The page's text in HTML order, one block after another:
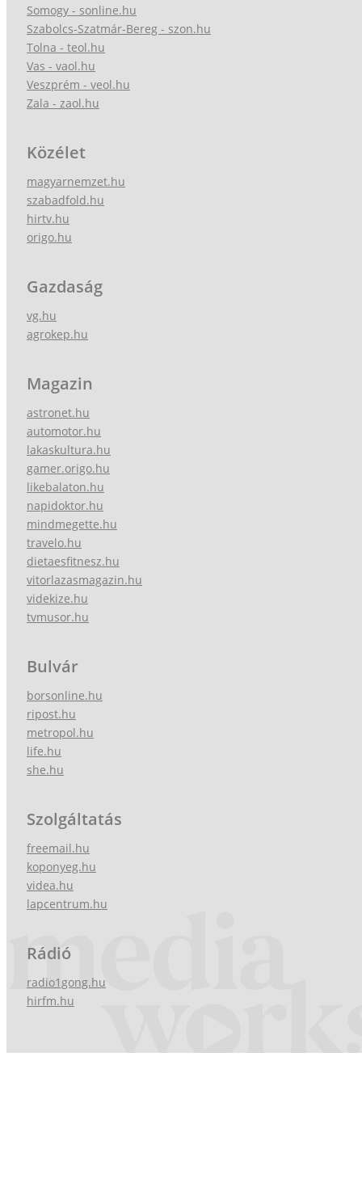
Somogy - sonline.hu
Szabolcs-Szatmár-Bereg - szon.hu
Tolna - teol.hu
Vas - vaol.hu
Veszprém - veol.hu
Zala - zaol.hu
Közélet
magyarnemzet.hu
szabadfold.hu
hirtv.hu
origo.hu
Gazdaság
vg.hu
agrokep.hu
Magazin
astronet.hu
automotor.hu
lakaskultura.hu
gamer.origo.hu
likebalaton.hu
napidoktor.hu
mindmegette.hu
travelo.hu
dietaesfitnesz.hu
vitorlazasmagazin.hu
videkize.hu
tvmusor.hu
Bulvár
borsonline.hu
ripost.hu
metropol.hu
life.hu
she.hu
Szolgáltatás
freemail.hu
koponyeg.hu
videa.hu
lapcentrum.hu
Rádió
radio1gong.hu
hirfm.hu